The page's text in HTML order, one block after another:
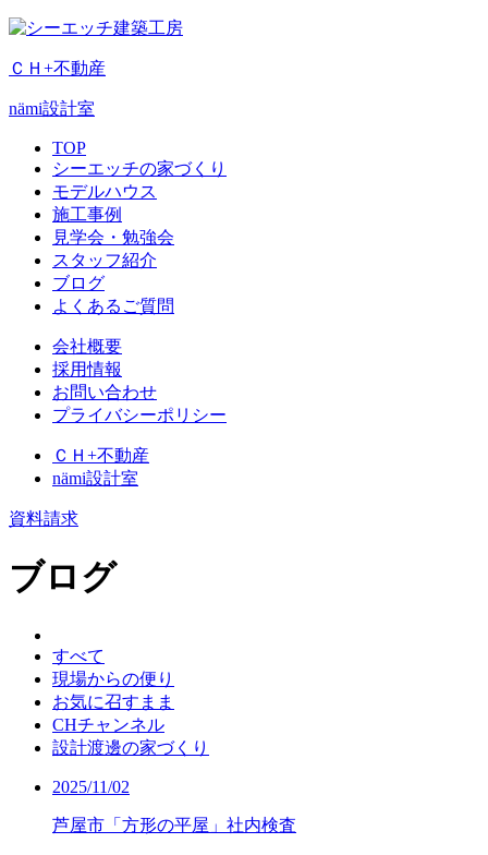
ＣＨ+不動産
nämi設計室
TOP
シーエッチの家づくり
モデルハウス
施工事例
見学会・勉強会
スタッフ紹介
ブログ
よくあるご質問
会社概要
採用情報
お問い合わせ
プライバシーポリシー
ＣＨ+不動産
nämi設計室
資料請求
ブログ
すべて
現場からの便り
お気に召すまま
CHチャンネル
設計渡邊の家づくり
2025/11/02
芦屋市「方形の平屋」社内検査